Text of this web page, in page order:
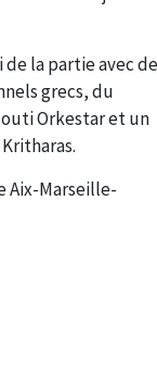
de la partie avec
grecs, du
Orkestar et un
Aix-Marseille-